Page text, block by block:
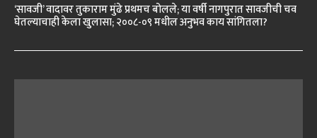
‘सावजी’ वादावर तुकाराम मुंढे प्रथमच बोलले; या वर्षी नागपुरात सावजीची चव
घेतल्याचाही केला खुलासा; २००८-०९ मधील अनुभव काय सांगितला?